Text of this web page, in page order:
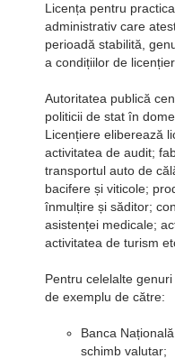
Licența pentru
administrativ care
perioadă stabilită,
a condițiilor de
Autoritatea publică
politicii de stat în
Licențiere eliberează
activitatea de audit;
transportul auto de
bacifere și viticole;
înmulțire și săditor;
asistenței medicale;
activitatea de turism
Pentru celelalte
de exemplu de către:
Banca
schimb valutar;